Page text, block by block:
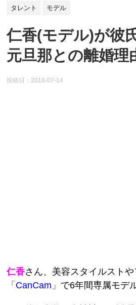
タレント モデル
仁香(モデル)が彼
元旦那との離婚理
投稿日： 2018-07-14
仁香さん、美容スタイルスト
「CanCam」 で6年間専属モデ